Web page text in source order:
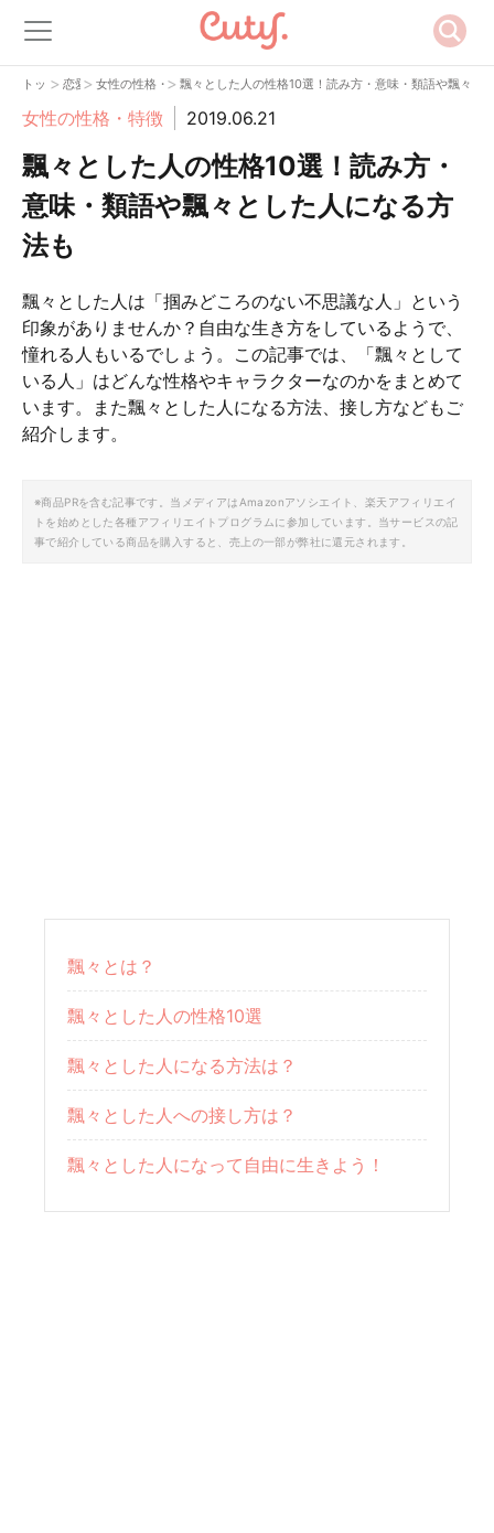
トップ
> 恋愛> 女性の性格・特徴
> 飄々とした人の性格10選！読み方・意味・類語や飄々と
女性の性格・特徴 2019.06.21
飄々とした人の性格10選！読み方・
意味・類語や飄々とした人になる方
法も
飄々とした人は「掴みどころのない不思議な人」という
印象がありませんか？自由な生き方をしているようで、
憧れる人もいるでしょう。この記事では、「飄々として
いる人」はどんな性格やキャラクターなのかをまとめて
います。また飄々とした人になる方法、接し方などもご
紹介します。
※商品PRを含む記事です。当メディアはAmazonアソシエイト、楽天アフィリエイ
トを始めとした各種アフィリエイトプログラムに参加しています。当サービスの記
事で紹介している商品を購入すると、売上の一部が弊社に還元されます。
飄々とは？
飄々とした人の性格10選
飄々とした人になる方法は？
飄々とした人への接し方は？
飄々とした人になって自由に生きよう！